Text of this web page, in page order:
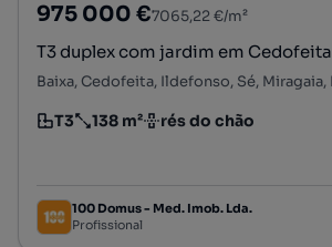
975 000 €7065,22 €/m²
T3 duplex com jardim em Cedofeita
Tipologia
T3
Preço por metro quadrado
138 m²
Andar rés do chão
100 Domus - Med. Imob. Lda.
Profissional